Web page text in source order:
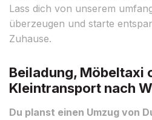
Lass dich von unserem
überzeugen und starte
Zuhause.
Beiladung, Möbeltaxi
Kleintransport nach
Du planst einen Umzug von